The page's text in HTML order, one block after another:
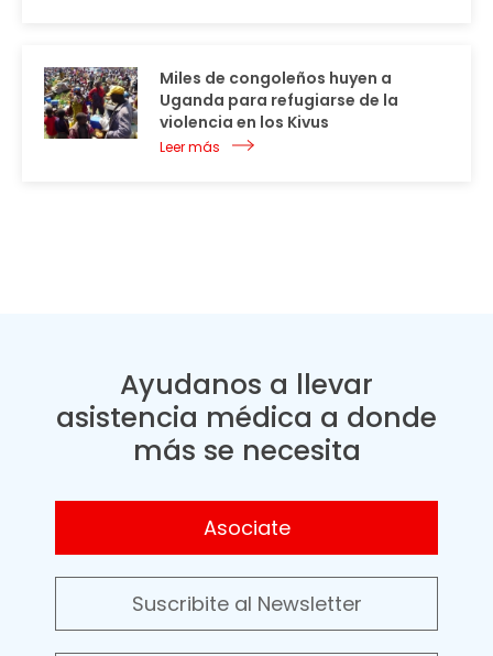
Miles de congoleños huyen a
Uganda para refugiarse de la
violencia en los Kivus
Leer más
Ayudanos a llevar
asistencia médica a donde
más se necesita
Asociate
Suscribite al Newsletter